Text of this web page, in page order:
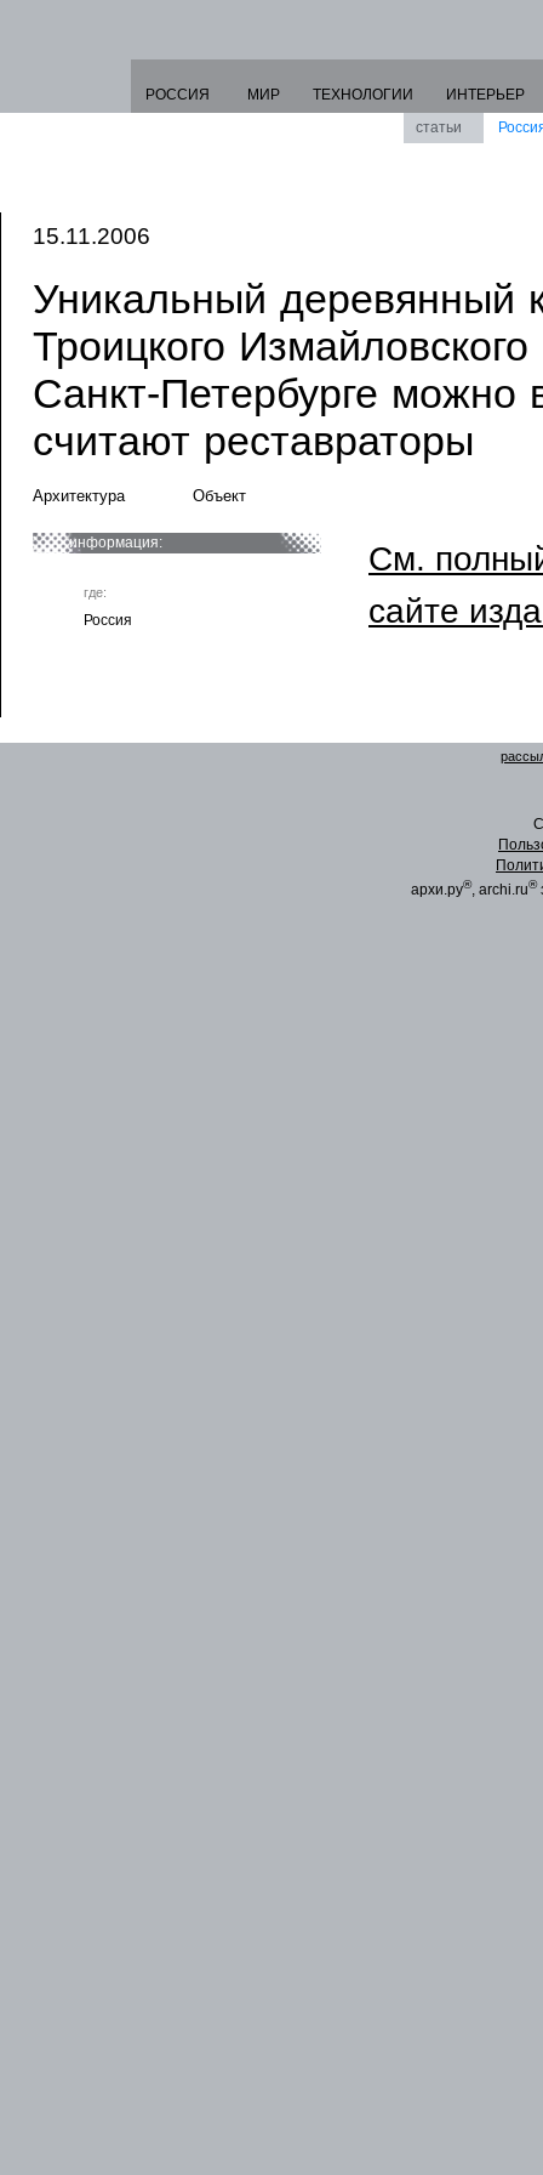
РОССИЯ МИР ТЕХНОЛОГИИ
ИНТЕРЬЕР
статьи
15.11.2006
Уникальный деревянный
Троицкого
Санкт-Петербурге можно
считают реставраторы
Архитектура Объект
информация:
где:
Россия
См.
сайте
архи.ру®, archi.ru®